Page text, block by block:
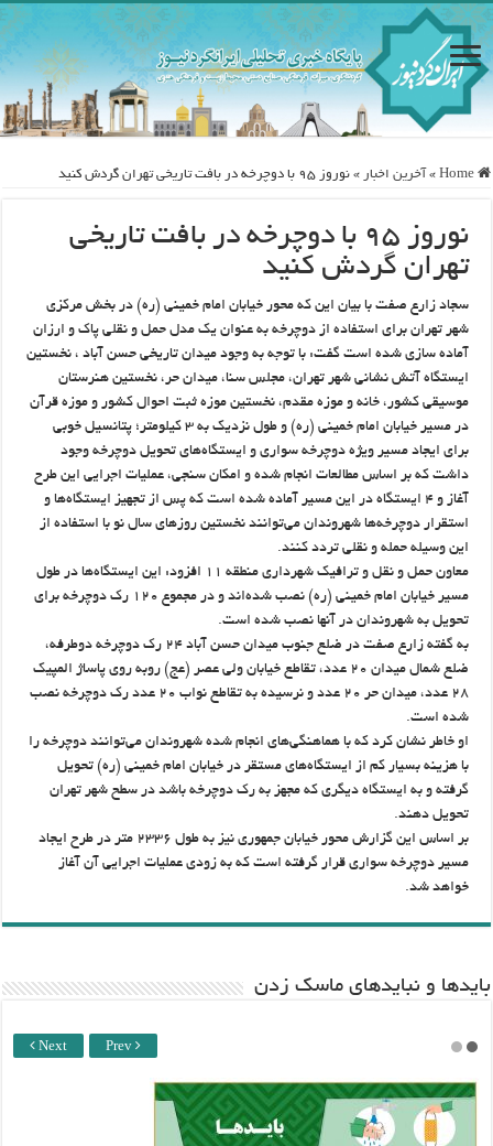
Home
» آخرین اخبار » نوروز ۹۵ با دوچرخه در بافت تاریخی تهران گردش کنید
نوروز ۹۵ با دوچرخه در بافت تاریخی
تهران گردش کنید
سجاد زارع صفت با بیان این که محور خیابان امام خمینی (ره) در بخش مرکزی
شهر تهران برای استفاده از دوچرخه به عنوان یک مدل حمل و نقلی پاک و ارزان
آماده سازی شده است گفت: با توجه به وجود میدان تاریخی حسن آباد ، نخستین
ایستگاه آتش نشانی شهر تهران، مجلس سنا، میدان حر، نخستین هنرستان
موسیقی کشور، خانه و موزه مقدم، نخستین موزه ثبت احوال کشور و موزه قرآن
در مسیر خیابان امام خمینی (ره) و طول نزدیک به ۳ کیلومتر؛ پتانسیل خوبی
برای ایجاد مسیر ویژه دوچرخه سواری و ایستگاه‌های تحویل دوچرخه وجود
داشت که بر اساس مطالعات انجام شده و امکان سنجی، عملیات اجرایی این طرح
آغاز و ۴ ایستگاه در این مسیر آماده شده است که پس از تجهیز ایستگاه‌ها و
استقرار دوچرخه‌ها شهروندان می‌توانند نخستین روزهای سال نو با استفاده از
این وسیله حمله و نقلی تردد کنند.
معاون حمل و نقل و ترافیک شهرداری منطقه ۱۱ افزود: این ایستگاه‌ها در طول
مسیر خیابان امام خمینی (ره) نصب شده‌اند و در مجموع ۱۲۰ رک دوچرخه برای
تحویل به شهروندان در آنها نصب شده است.
به گفته زارع صفت در ضلع جنوب میدان حسن آباد ۲۴ رک دوچرخه دوطرفه،
ضلع شمال میدان ۲۰ عدد، تقاطع خیابان ولی عصر (عج) روبه روی پاساژ المپیک
۲۸ عدد، میدان حر ۲۰ عدد و نرسیده به تقاطع نواب ۲۰ عدد رک دوچرخه نصب
شده است.
او خاطر نشان کرد که با هماهنگی‌های انجام شده شهروندان می‌توانند دوچرخه را
با هزینه بسیار کم از ایستگاه‌های مستقر در خیابان امام خمینی (ره) تحویل
گرفته و به ایستگاه دیگری که مجهز به رک دوچرخه باشد در سطح شهر تهران
تحویل دهند.
بر اساس این گزارش محور خیابان جمهوری نیز به طول ۲۳۳۶ متر در طرح ایجاد
مسیر دوچرخه سواری قرار گرفته است که به زودی عملیات اجرایی آن آغاز
خواهد شد.
باید‌ها و نبایدهای ماسک زدن
Next Prev